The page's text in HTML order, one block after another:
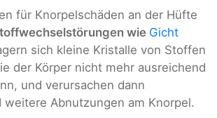
für Knorpelschäden an der Hüfte
wie Gicht
sich kleine Kristalle von Stoffen
der Körper nicht mehr ausreichend
und verursachen dann
weitere Abnutzungen am Knorpel.